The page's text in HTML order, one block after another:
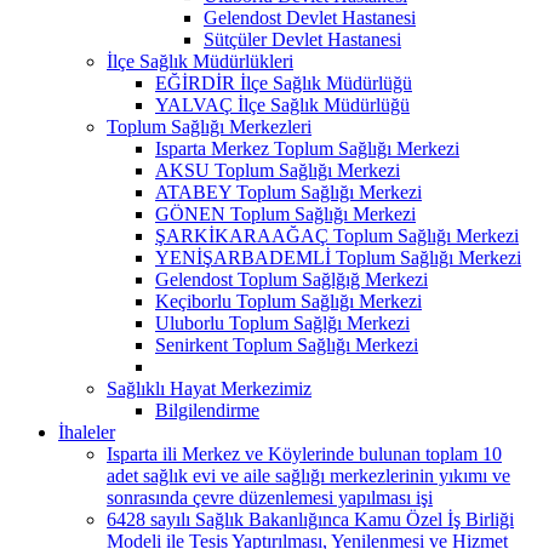
Gelendost Devlet Hastanesi
Sütçüler Devlet Hastanesi
İlçe Sağlık Müdürlükleri
EĞİRDİR İlçe Sağlık Müdürlüğü
YALVAÇ İlçe Sağlık Müdürlüğü
Toplum Sağlığı Merkezleri
Isparta Merkez Toplum Sağlığı Merkezi
AKSU Toplum Sağlığı Merkezi
ATABEY Toplum Sağlığı Merkezi
GÖNEN Toplum Sağlığı Merkezi
ŞARKİKARAAĞAÇ Toplum Sağlığı Merkezi
YENİŞARBADEMLİ Toplum Sağlığı Merkezi
Gelendost Toplum Sağlğığ Merkezi
Keçiborlu Toplum Sağlığı Merkezi
Uluborlu Toplum Sağlğı Merkezi
Senirkent Toplum Sağlığı Merkezi
Sağlıklı Hayat Merkezimiz
Bilgilendirme
İhaleler
Isparta ili Merkez ve Köylerinde bulunan toplam 10
adet sağlık evi ve aile sağlığı merkezlerinin yıkımı ve
sonrasında çevre düzenlemesi yapılması işi
6428 sayılı Sağlık Bakanlığınca Kamu Özel İş Birliği
Modeli ile Tesis Yaptırılması, Yenilenmesi ve Hizmet